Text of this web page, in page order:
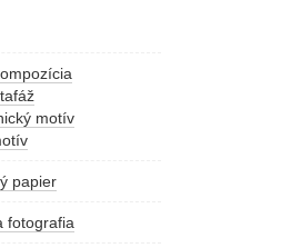
motív
papier
fotografia